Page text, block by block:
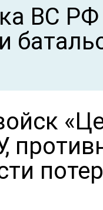
ВС РФ